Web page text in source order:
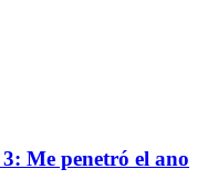
Me penetró el ano